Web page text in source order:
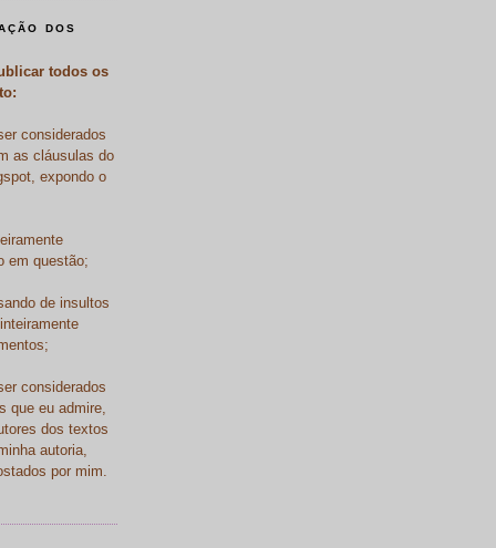
DOS
todos os
considerados
as cláusulas do
expondo o
em questão;
de insultos
considerados
que eu admire,
dos textos
autoria,
por mim.